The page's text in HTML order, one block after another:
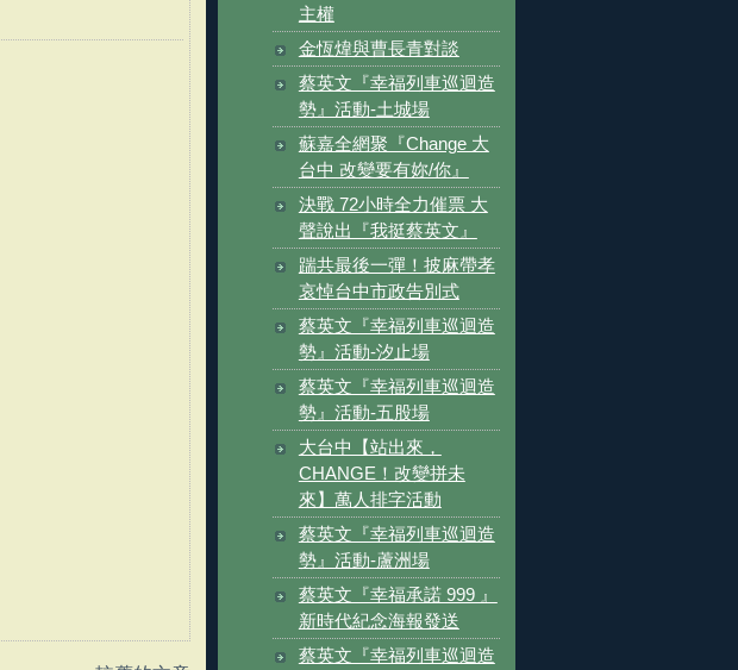
主權
金恆煒與曹長青對談
蔡英文『幸福列車巡迴造
勢』活動-土城場
蘇嘉全網聚『Change 大
台中 改變要有妳/你』
決戰 72小時全力催票 大
聲說出『我挺蔡英文』
踹共最後一彈！披麻帶孝
哀悼台中市政告別式
蔡英文『幸福列車巡迴造
勢』活動-汐止場
蔡英文『幸福列車巡迴造
勢』活動-五股場
大台中【站出來，
CHANGE！改變拼未
來】萬人排字活動
蔡英文『幸福列車巡迴造
勢』活動-蘆洲場
蔡英文『幸福承諾 999 』
新時代紀念海報發送
蔡英文『幸福列車巡迴造